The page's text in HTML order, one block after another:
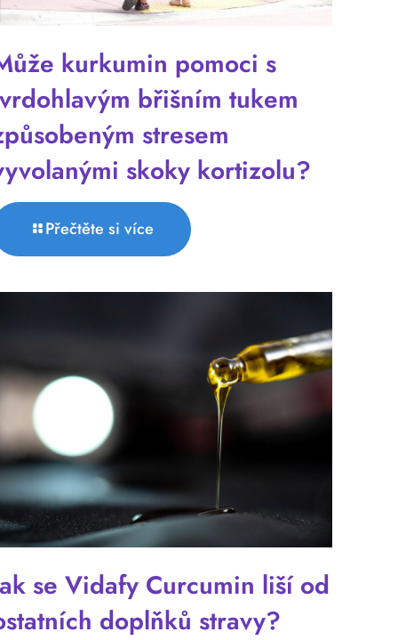
kurkumin pomoci s
břišním tukem
stresem
skoky kortizolu?
Přečtěte si více
se Vidafy Curcumin liší od
doplňků stravy?